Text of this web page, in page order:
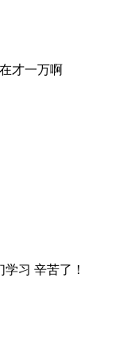
才一万啊
习 辛苦了！